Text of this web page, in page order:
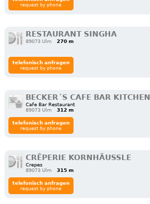
request by phone
RESTAURANT SINGHA
89073 Ulm
270 m
telefonisch anfragen
request by phone
BECKER´S CAFE BAR KITCHEN
Cafe Bar Restaurant
89073 Ulm
312 m
telefonisch anfragen
request by phone
CRÊPERIE KORNHÄUSSLE
Crepes
89073 Ulm
315 m
telefonisch anfragen
request by phone